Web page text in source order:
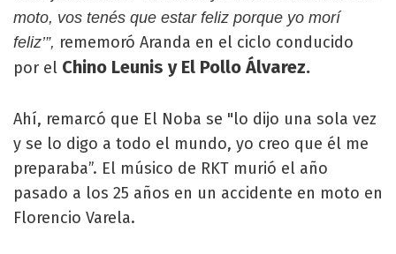
moto, vos tenés que estar feliz porque yo morí
feliz’”, rememoró Aranda en el ciclo conducido
por el Chino Leunis y El Pollo Álvarez.
Ahí, remarcó que El Noba se "lo dijo una sola vez
y se lo digo a todo el mundo, yo creo que él me
preparaba”. El músico de RKT murió el año
pasado a los 25 años en un accidente en moto en
Florencio Varela.